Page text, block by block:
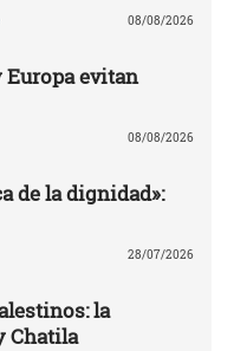
08/08/2026
Europa evitan
08/08/2026
de la dignidad»:
28/07/2026
la
Chatila